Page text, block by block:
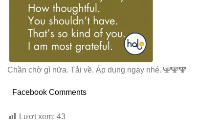
Chần chờ gì nữa. Tải về. Áp dụng ngay nhé. 🕎🕎🕎
Facebook Comments
Lượt xem: 43